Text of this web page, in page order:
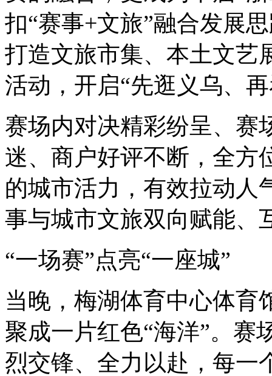
扣“赛事+文旅”融合发展
打造文旅市集、本土文艺
活动，开启“先逛义乌、
赛场内对决精彩纷呈、赛
迷、商户好评不断，全方
的城市活力，有效拉动人
事与城市文旅双向赋能、
“一场赛”点亮“一座城”
当晚，梅湖体育中心体育
聚成一片红色“海洋”。赛
烈交锋、全力以赴，每一